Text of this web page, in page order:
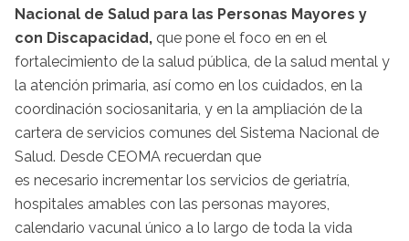
Nacional de Salud para las Personas Mayores y
con Discapacidad, que pone el foco en en el
fortalecimiento de la salud pública, de la salud mental y
la atención primaria, así como en los cuidados, en la
coordinación sociosanitaria, y en la ampliación de la
cartera de servicios comunes del Sistema Nacional de
Salud. Desde CEOMA recuerdan que
es necesario incrementar los servicios de geriatría,
hospitales amables con las personas mayores,
calendario vacunal único a lo largo de toda la vida